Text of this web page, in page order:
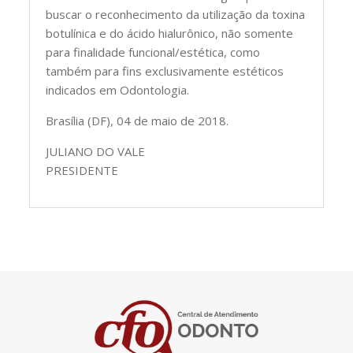
buscar o reconhecimento da utilização da toxina
botulínica e do ácido hialurônico, não somente
para finalidade funcional/estética, como
também para fins exclusivamente estéticos
indicados em Odontologia.
Brasília (DF), 04 de maio de 2018.
JULIANO DO VALE
PRESIDENTE